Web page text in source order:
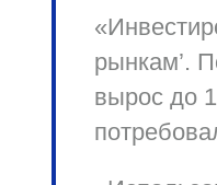
рынкам’.
вырос до